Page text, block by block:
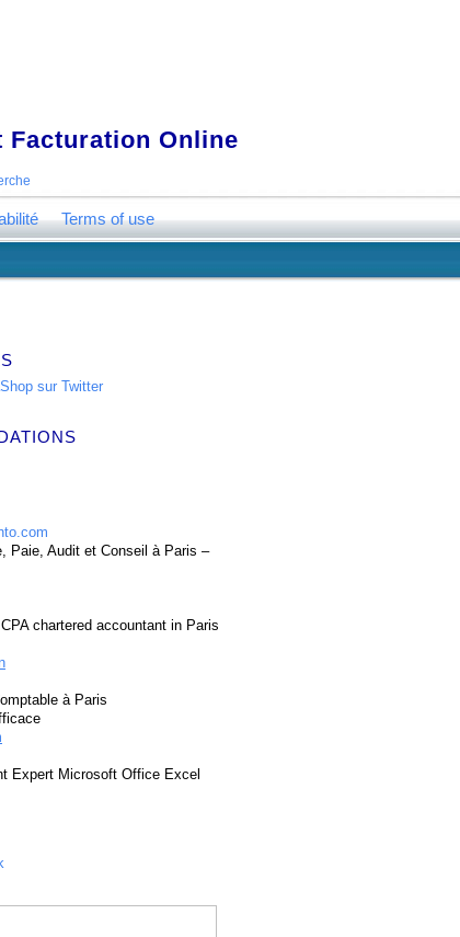
Facturation Online
Terms of use
Paie, Audit et Conseil à Paris –
chartered accountant in Paris
à Paris
Expert Microsoft Office Excel